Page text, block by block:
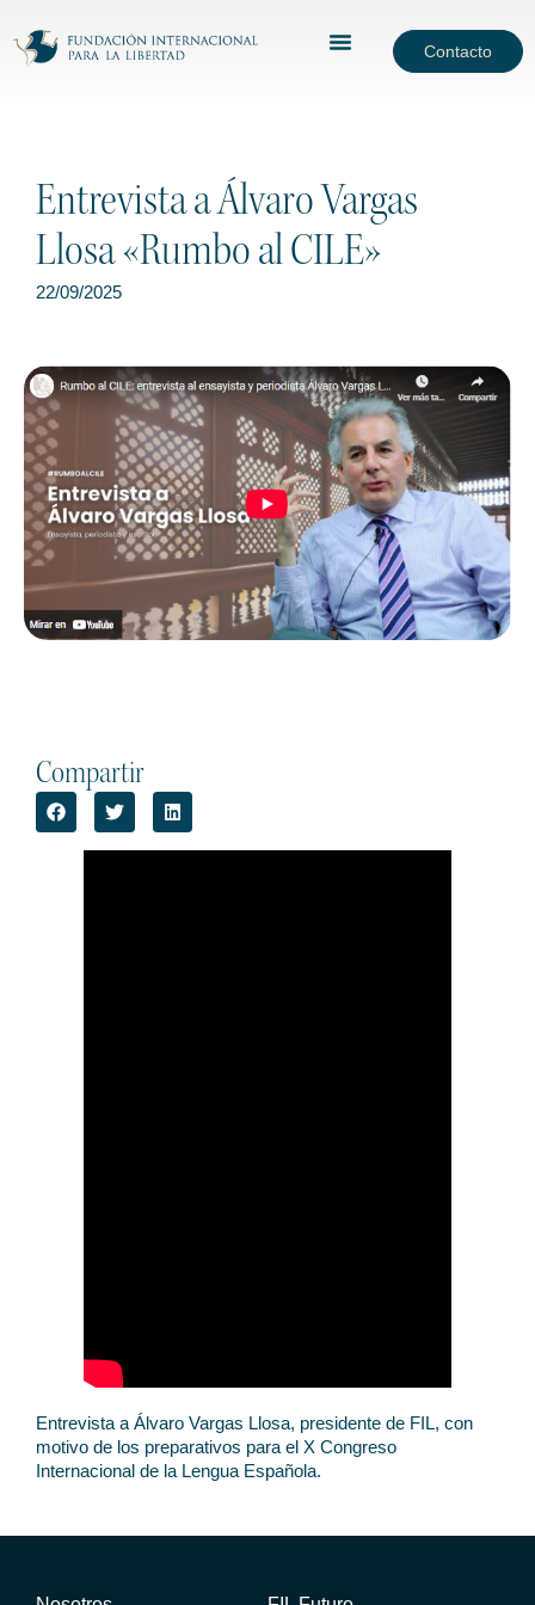
Contacto
Entrevista a Álvaro Vargas
Llosa «Rumbo al CILE»
22/09/2025
Compartir
Entrevista a Álvaro Vargas Llosa, presidente de FIL, con
motivo de los preparativos para el X Congreso
Internacional de la Lengua Española.